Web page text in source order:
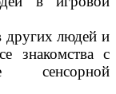
других людей и
знакомства с
сенсорной